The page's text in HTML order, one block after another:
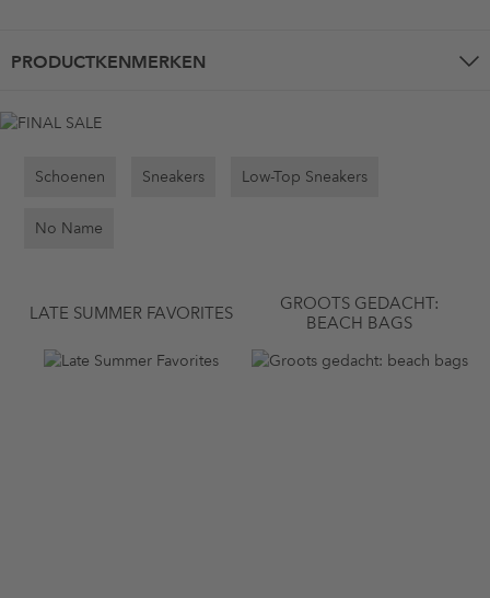
PRODUCTKENMERKEN
Schoenen Sneakers Low-Top Sneakers
No Name
LATE SUMMER FAVORITES
GROOTS GEDACHT:
BEACH BAGS